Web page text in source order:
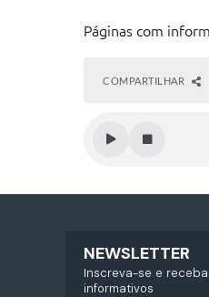
Páginas com
COMPARTILHAR
NEWSLETTER
Inscreva-se e receba
informativos